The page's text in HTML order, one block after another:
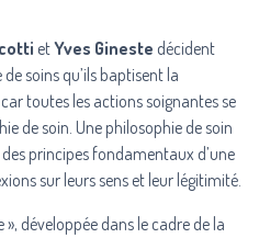
etYves Gineste décident
soins qu’ils baptisent la
toutes les actions soignantes se
de soin. Une philosophie de soin
principes fondamentaux d’une
sur leurs sens et leur légitimité.
développée dans le cadre de la